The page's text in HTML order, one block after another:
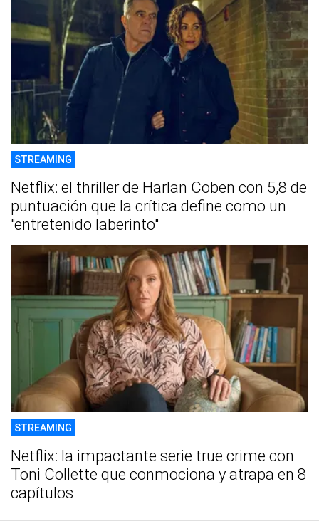
STREAMING
Netflix: el thriller de Harlan Coben con 5,8 de
puntuación que la crítica define como un
"entretenido laberinto"
STREAMING
Netflix: la impactante serie true crime con
Toni Collette que conmociona y atrapa en 8
capítulos